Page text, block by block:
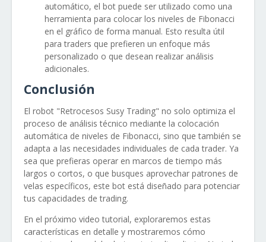
automático, el bot puede ser utilizado como una
herramienta para colocar los niveles de Fibonacci
en el gráfico de forma manual. Esto resulta útil
para traders que prefieren un enfoque más
personalizado o que desean realizar análisis
adicionales.
Conclusión
El robot "Retrocesos Susy Trading" no solo optimiza el
proceso de análisis técnico mediante la colocación
automática de niveles de Fibonacci, sino que también se
adapta a las necesidades individuales de cada trader. Ya
sea que prefieras operar en marcos de tiempo más
largos o cortos, o que busques aprovechar patrones de
velas específicos, este bot está diseñado para potenciar
tus capacidades de trading.
En el próximo video tutorial, exploraremos estas
características en detalle y mostraremos cómo